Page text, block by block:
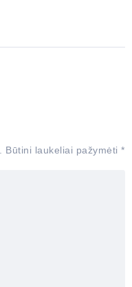
Būtini laukeliai pažymėti *